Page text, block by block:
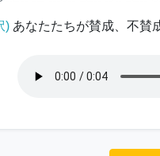
)あなたたちが賛成、不賛